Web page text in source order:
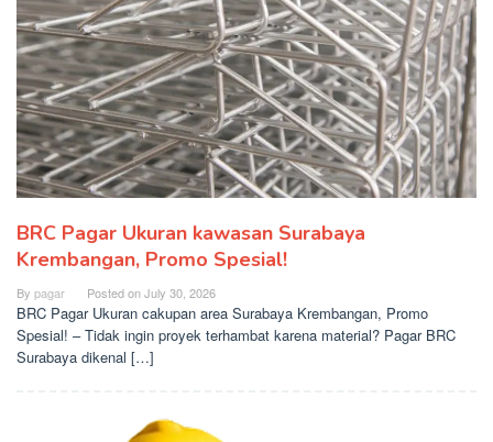
BRC Pagar Ukuran kawasan Surabaya
Krembangan, Promo Spesial!
By pagar Posted onJuly 30, 2026
BRC Pagar Ukuran cakupan area Surabaya Krembangan, Promo
Spesial! – Tidak ingin proyek terhambat karena material? Pagar BRC
Surabaya dikenal […]